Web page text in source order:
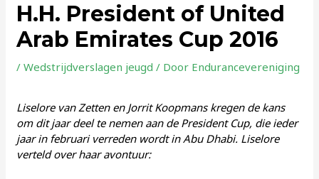
H.H. President of United
Arab Emirates Cup 2016
/Wedstrijdverslagen jeugd / Door Endurancevereniging
Liselore van Zetten en Jorrit Koopmans kregen de kans
om dit jaar deel te nemen aan de President Cup, die ieder
jaar in februari verreden wordt in Abu Dhabi. Liselore
verteld over haar avontuur: